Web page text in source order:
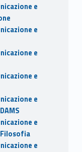
e
e
e
e
e
e
e